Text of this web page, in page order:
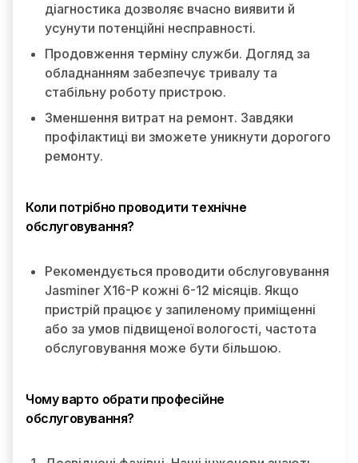
діагностика дозволяє вчасно виявити й
усунути потенційні несправності.
Продовження терміну служби. Догляд за
обладнанням забезпечує тривалу та
стабільну роботу пристрою.
Зменшення витрат на ремонт. Завдяки
профілактиці ви зможете уникнути дорогого
ремонту.
Коли потрібно проводити технічне
обслуговування?
Рекомендується проводити обслуговування
Jasminer X16-P кожні 6-12 місяців. Якщо
пристрій працює у запиленому приміщенні
або за умов підвищеної вологості, частота
обслуговування може бути більшою.
Чому варто обрати професійне
обслуговування?